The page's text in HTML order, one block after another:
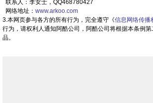
联系人：李女士，QQ468780427
网络地址： www.arkoo.com
3.本网页参与各方的所有行为，完全遵守《信息网络传播
行为，请权利人通知阿酷公司，阿酷公司将根据本条例
品。